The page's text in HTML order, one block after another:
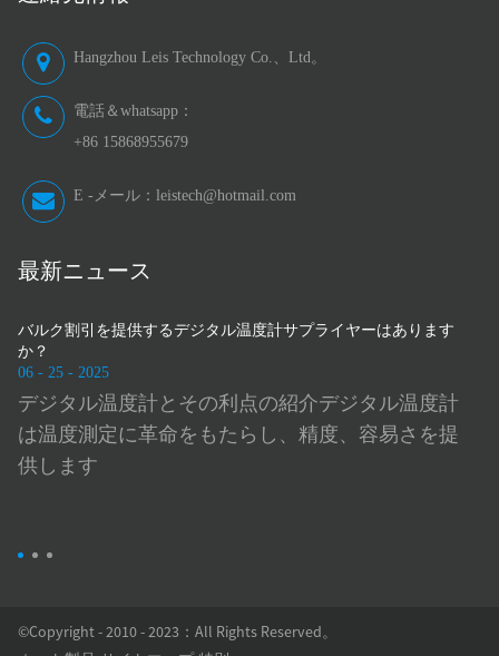
Hangzhou Leis Technology Co.、Ltd。
電話＆whatsapp：
+86 15868955679
E -メール： leistech@hotmail.com
最新ニュース
バルク割引を提供するデジタル温度計サプライヤーはあります
か？
06 - 25 - 2025
デジタル温度計とその利点の紹介デジタル温度計
は温度測定に革命をもたらし、精度、容易さを提
供します
©Copyright - 2010 - 2023：All Rights Reserved。